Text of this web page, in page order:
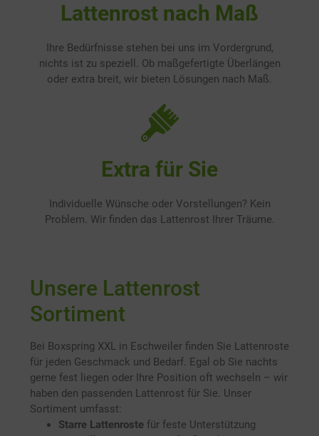
Lattenrost nach Maß
Ihre Bedürfnisse stehen bei uns im Vordergrund,
nichts ist zu speziell. Ob maßgefertigte Überlängen
oder extra breit, wir bieten Lösungen nach Maß.
Extra für Sie
Individuelle Wünsche oder Vorstellungen? Kein
Problem. Wir finden das Lattenrost Ihrer Träume.
Unsere Lattenrost
Sortiment
Bei Boxspring XXL in Eschweiler finden Sie Lattenroste
für jeden Geschmack und Bedarf. Egal ob Sie nachts
gerne fest liegen oder Ihre Position oft wechseln – wir
haben den passenden Lattenrost für Sie. Unser
Sortiment umfasst:
Starre Lattenroste für feste Unterstützung